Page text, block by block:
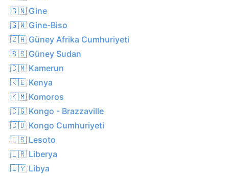
🇬🇳 Gine
🇬🇼 Gine-Biso
🇿🇦 Güney Afrika Cumhuriyeti
🇸🇸 Güney Sudan
🇨🇲 Kamerun
🇰🇪 Kenya
🇰🇲 Komoros
🇨🇬 Kongo - Brazzaville
🇨🇩 Kongo Cumhuriyeti
🇱🇸 Lesoto
🇱🇷 Liberya
🇱🇾 Libya